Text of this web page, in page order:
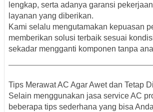
lengkap, serta adanya garansi
layanan yang diberikan.
Kami selalu mengutamakan kepuasan
memberikan solusi terbaik sesuai
sekadar mengganti komponen tanpa
Tips Merawat AC Agar Awet dan Tetap
Selain menggunakan jasa service AC
beberapa tips sederhana yang bisa